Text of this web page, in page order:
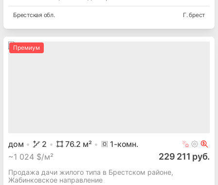
Брестская обл. Г. брест
Премиум
дом 2 76.2 м² 1-комн.
~1 024 $/м² 229 211 руб.
Продажа дачи жилого типа в Брестском районе,
Жабинковское направление